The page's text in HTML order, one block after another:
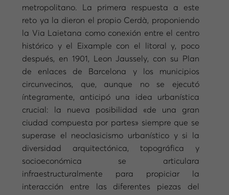
metropolitano. La primera respuesta a este
reto ya la dieron el propio Cerdà, proponiendo
la Via Laietana como conexión entre el centro
histórico y el Eixample con el litoral y, poco
después, en 1901, Leon Jaussely, con su Plan
de enlaces de Barcelona y los municipios
circunvecinos, que, aunque no se ejecutó
íntegramente, anticipó una idea urbanística
crucial: la nueva posibilidad «de una gran
ciudad compuesta por partes» siempre que se
superase el neoclasicismo urbanístico y si la
diversidad arquitectónica, topográfica y
socioeconómica se articulara
infraestructuralmente para propiciar la
interacción entre las diferentes piezas del